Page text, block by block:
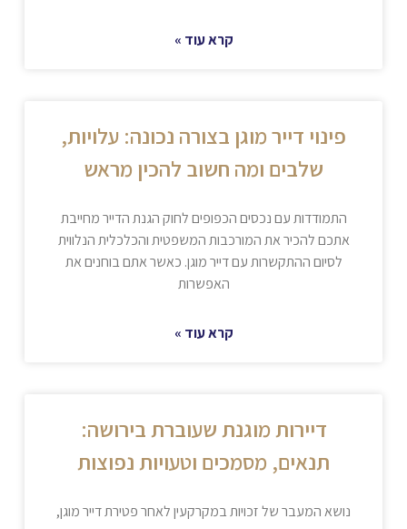
קרא עוד »
פינוי דייר מוגן בצורה נכונה: עלויות,
שלבים ומה חשוב להכין מראש
התמודדות עם נכסים הכפופים לחוק הגנת הדייר מחייבת
אתכם להכיר את המורכבות המשפטית והכלכלית הנלווית
לסיום ההתקשרות עם דייר מוגן. כאשר אתם בוחנים את
האפשרות
קרא עוד »
דיירות מוגנת שעוברת בירושה:
תנאים, מסמכים וטעויות נפוצות
נושא המעבר של זכויות במקרקעין לאחר פטירת דייר מוגן,